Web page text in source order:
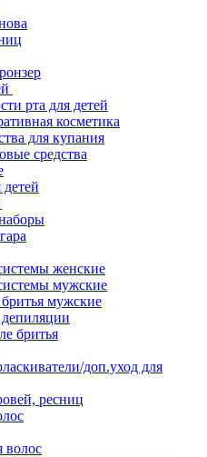
рта для детей
косметика
для купания
средства
женские
мужские
мужские
бритья
доп.уход для
ресниц